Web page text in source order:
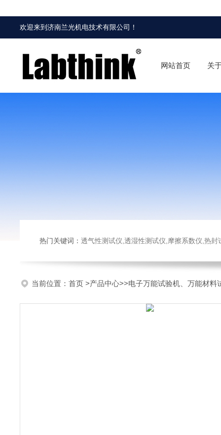
欢迎来到济南兰光机电技术有限公司 ！
网站首页 关
热门关键词： 透气性测试仪,透湿性测试仪,摩擦系数仪,热封试验仪,
当前位置： 首页 >产品中心>>电子万能试验机、万能材料